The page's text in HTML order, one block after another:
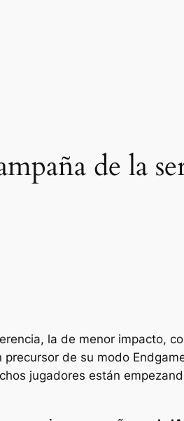
de la
la de menor impacto,
de su modo
jugadores están